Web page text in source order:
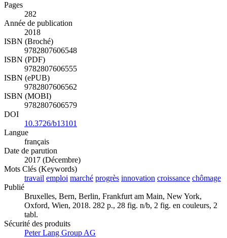
Pages
282
Année de publication
2018
ISBN (Broché)
9782807606548
ISBN (PDF)
9782807606555
ISBN (ePUB)
9782807606562
ISBN (MOBI)
9782807606579
DOI
10.3726/b13101
Langue
français
Date de parution
2017 (Décembre)
Mots Clés (Keywords)
travail emploi marché progrès innovation croissance chômage
Publié
Bruxelles, Bern, Berlin, Frankfurt am Main, New York,
Oxford, Wien, 2018. 282 p., 28 fig. n/b, 2 fig. en couleurs, 2
tabl.
Sécurité des produits
Peter Lang Group AG